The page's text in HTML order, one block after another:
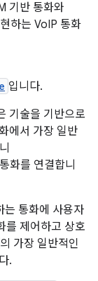
기반 통화와
하는 VoIP 통화
입니다.
기술을 기반으로
에서 가장 일반
화를 연결합니
는 통화에 사용자
를 제어하고 상호
의 가장 일반적인
.